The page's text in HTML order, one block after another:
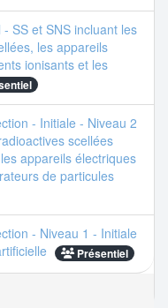
SS et SNS incluant les
les appareils
ionisants et les
- Initiale - Niveau 2
scellées
appareils électriques
de particules
- Niveau 1 - Initiale
Présentiel